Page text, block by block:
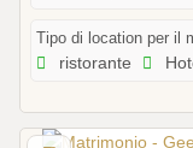
Tipo di location per il
ristorante